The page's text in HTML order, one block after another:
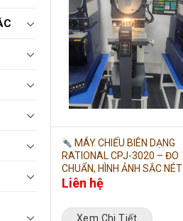
MÁY CHIẾU BIÊN DẠNG
RATIONAL CPJ-3020 – ĐO
CHUẨN, HÌNH ẢNH SẮC NÉT
Liên hệ
Xem Chi Tiết